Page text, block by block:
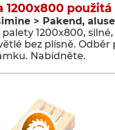
1200x800 použitá
> Pakend,
1200x800, silné,
bez plísně. Odběr
Nabídněte.